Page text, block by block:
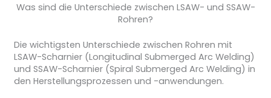
Was sind die Unterschiede zwischen LSAW- und SSAW-
Rohren?
Die wichtigsten Unterschiede zwischen Rohren mit
LSAW-Scharnier (Longitudinal Submerged Arc Welding)
und SSAW-Scharnier (Spiral Submerged Arc Welding) in
den Herstellungsprozessen und -anwendungen.